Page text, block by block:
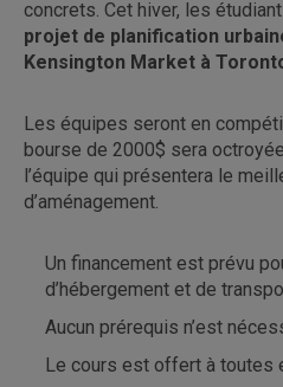
concrets. Cet hiver, les
projet de planification
Kensington Market à
Les équipes seront en
bourse de 2000$ sera
l’équipe qui présentera le
d’aménagement.
Un financement est prévu
d’hébergement et de
Aucun prérequis n’est
Le cours est offert à toutes